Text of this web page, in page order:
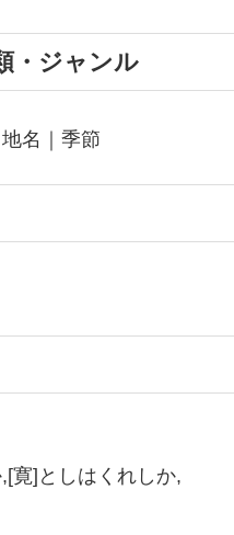
・ジャンル
名｜季節
寛]としはくれしか,